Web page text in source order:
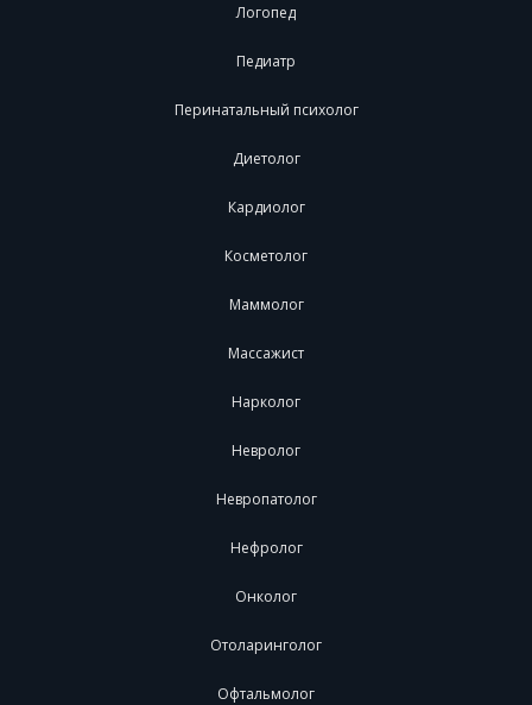
Логопед
Педиатр
Перинатальный психолог
Диетолог
Кардиолог
Косметолог
Маммолог
Массажист
Нарколог
Невролог
Невропатолог
Нефролог
Онколог
Отоларинголог
Офтальмолог